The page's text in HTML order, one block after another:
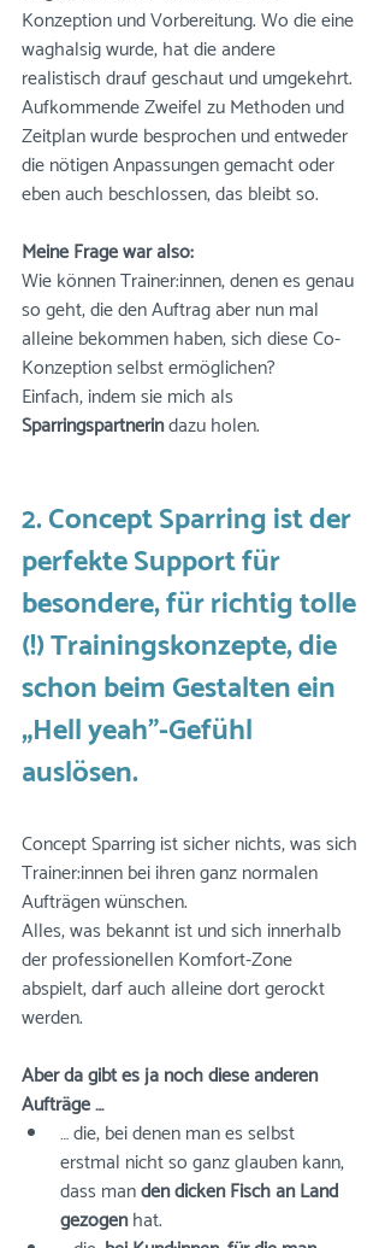
Konzeption und Vorbereitung. Wo die eine
waghalsig wurde, hat die andere
realistisch drauf geschaut und umgekehrt.
Aufkommende Zweifel zu Methoden und
Zeitplan wurde besprochen und entweder
die nötigen Anpassungen gemacht oder
eben auch beschlossen, das bleibt so.
Meine Frage war also:
Wie können Trainer:innen, denen es genau
so geht, die den Auftrag aber nun mal
alleine bekommen haben, sich diese Co-
Konzeption selbst ermöglichen?
Einfach, indem sie mich als
Sparringspartnerin dazu holen.
2. Concept Sparring ist der
perfekte Support für
besondere, für richtig tolle
(!) Trainingskonzepte, die
schon beim Gestalten ein
„Hell yeah"-Gefühl
auslösen.
Concept Sparring ist sicher nichts, was sich
Trainer:innen bei ihren ganz normalen
Aufträgen wünschen.
Alles, was bekannt ist und sich innerhalb
der professionellen Komfort-Zone
abspielt, darf auch alleine dort gerockt
werden.
Aber da gibt es ja noch diese anderen
Aufträge …
… die, bei denen man es selbst
erstmal nicht so ganz glauben kann,
dass man den dicken Fisch an Land
gezogen hat.